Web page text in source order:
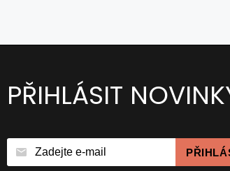
PŘIHLÁSIT